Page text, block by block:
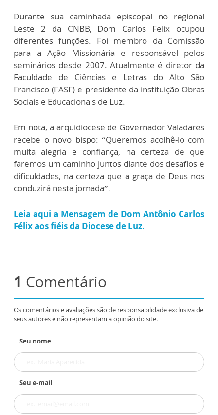
Durante sua caminhada episcopal no regional
Leste 2 da CNBB, Dom Carlos Felix ocupou
diferentes funções. Foi membro da Comissão
para a Ação Missionária e responsável pelos
seminários desde 2007. Atualmente é diretor da
Faculdade de Ciências e Letras do Alto São
Francisco (FASF) e presidente da instituição Obras
Sociais e Educacionais de Luz.
Em nota, a arquidiocese de Governador Valadares
recebe o novo bispo: “Queremos acolhê-lo com
muita alegria e confiança, na certeza de que
faremos um caminho juntos diante dos desafios e
dificuldades, na certeza que a graça de Deus nos
conduzirá nesta jornada”.
Leia aqui a Mensagem de Dom Antônio Carlos
Félix aos fiéis da Diocese de Luz.
1 Comentário
Os comentários e avaliações são de responsabilidade exclusiva de
seus autores e não representam a opinião do site.
Seu nome
Seu e-mail